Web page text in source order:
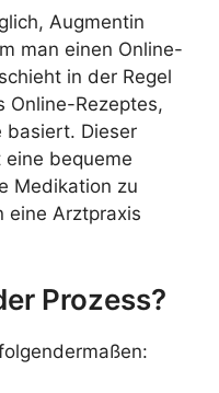
Augmentin
man einen Online-
in der Regel
Online-Rezeptes,
basiert. Dieser
bequeme
Medikation zu
eine Arztpraxis
Prozess?